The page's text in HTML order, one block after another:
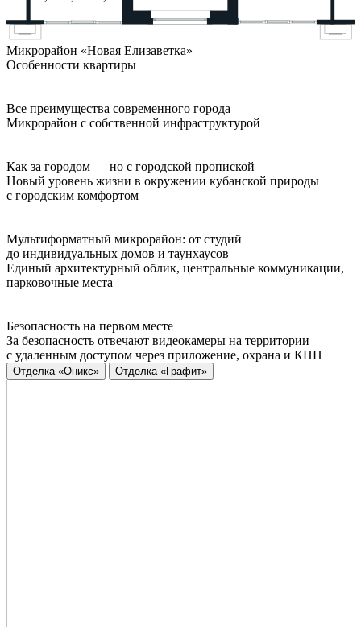
Микрорайон «Новая Елизаветка»
Особенности квартиры
Все преимущества современного города
Микрорайон с собственной инфраструктурой
Как за городом — но с городской пропиской
Новый уровень жизни в окружении кубанской природы
с городским комфортом
Мультиформатный микрорайон: от студий
до индивидуальных домов и таунхаусов
Единый архитектурный облик, центральные коммуникации,
парковочные места
Безопасность на первом месте
За безопасность отвечают видеокамеры на территории
с удаленным доступом через приложение, охрана и КПП
Отделка «Оникс» Отделка «Графит»